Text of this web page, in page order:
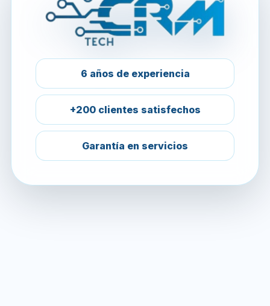
6 años de experiencia
+200 clientes satisfechos
Garantía en servicios